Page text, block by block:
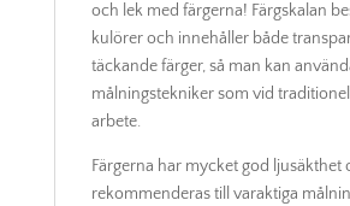
och lek med färgerna! Färgskalan
kulörer och innehåller både
täckande färger, så man kan
målningstekniker som vid
arbete.
Färgerna har mycket god ljusäkthet
rekommenderas till varaktiga